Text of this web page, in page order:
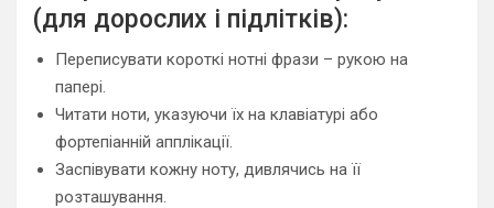
(для дорослих і підлітків):
Переписувати короткі нотні фрази – рукою на
папері.
Читати ноти, указуючи їх на клавіатурі або
фортепіанній апплікації.
Заспівувати кожну ноту, дивлячись на її
розташування.